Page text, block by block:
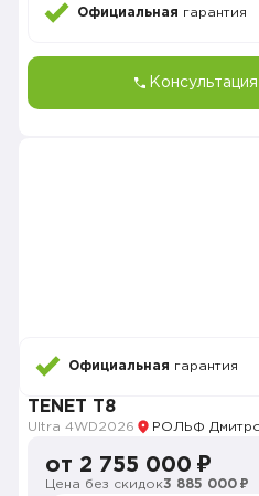
Официальная гарантия
Консультация
Официальная гарантия
TENET T8
Ultra 4WD2026 РОЛЬФ
от 2 755 000 ₽
Цена без скидок3 885 000 ₽